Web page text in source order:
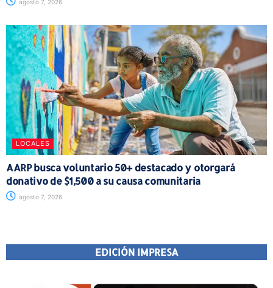
agosto 7, 2026
LOCALES
AARP busca voluntario 50+ destacado y otorgará
donativo de $1,500 a su causa comunitaria
agosto 7, 2026
EDICIÓN IMPRESA